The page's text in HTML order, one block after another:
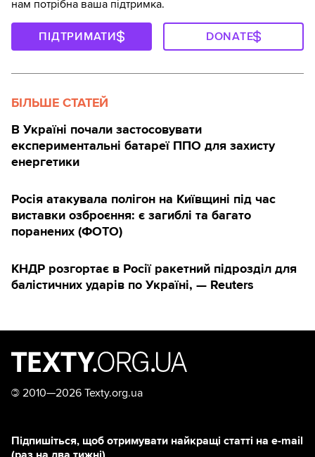
нам потрібна ваша підтримка.
ПІДТРИМАТИ DONATE
БІЛЬШЕ СТАТЕЙ
В Україні почали застосовувати
експериментальні батареї ППО для захисту
енергетики
Росія атакувала полігон на Київщині під час
виставки озброєння: є загиблі та багато
поранених (ФОТО)
КНДР розгортає в Росії ракетний підрозділ для
балістичних ударів по Україні, — Reuters
© 2010—2026 Texty.org.ua
Підпишіться, щоб отримувати найкращі статті на e-mail